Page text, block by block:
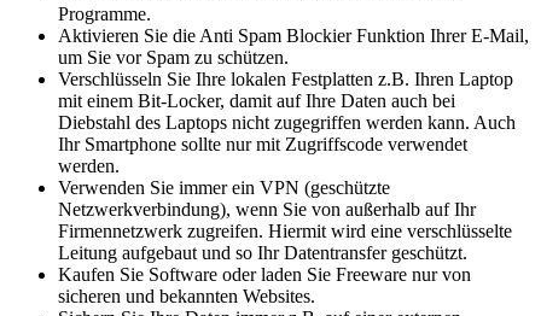
Programme.
Aktivieren Sie die Anti Spam Blockier Funktion Ihrer E-Mail,
um Sie vor Spam zu schützen.
Verschlüsseln Sie Ihre lokalen Festplatten z.B. Ihren Laptop
mit einem Bit-Locker, damit auf Ihre Daten auch bei
Diebstahl des Laptops nicht zugegriffen werden kann. Auch
Ihr Smartphone sollte nur mit Zugriffscode verwendet
werden.
Verwenden Sie immer ein VPN (geschützte
Netzwerkverbindung), wenn Sie von außerhalb auf Ihr
Firmennetzwerk zugreifen. Hiermit wird eine verschlüsselte
Leitung aufgebaut und so Ihr Datentransfer geschützt.
Kaufen Sie Software oder laden Sie Freeware nur von
sicheren und bekannten Websites.